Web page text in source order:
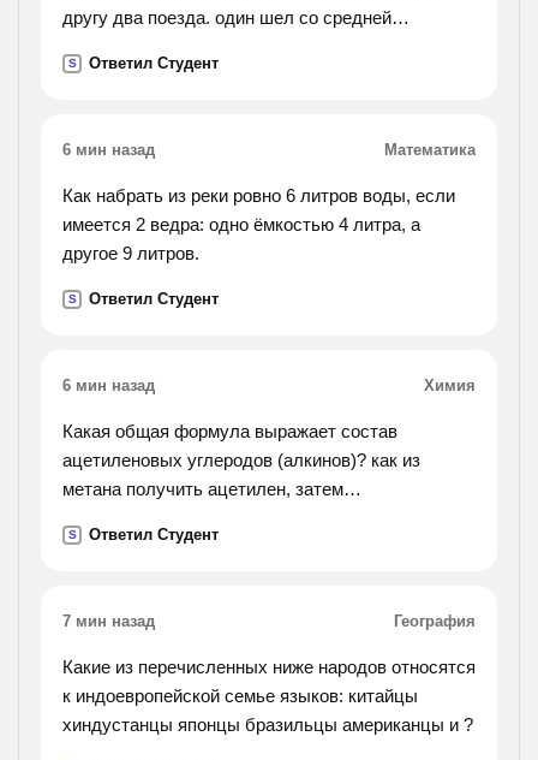
другу два поезда. один шел со средней
расстояние будет между через 3ч?
S Ответил Студент
6 мин назад Математика
Как набрать из реки ровно 6 литров воды, если
имеется 2 ведра: одно ёмкостью 4 литра, а
другое 9 литров.
S Ответил Студент
6 мин назад Химия
Какая общая формула выражает состав
ацетиленовых углеродов (алкинов)? как из
метана получить ацетилен, затем
S Ответил Студент
7 мин назад География
Какие из перечисленных ниже народов относятся
к индоевропейской семье языков: китайцы
хиндустанцы японцы бразильцы американцы и ?